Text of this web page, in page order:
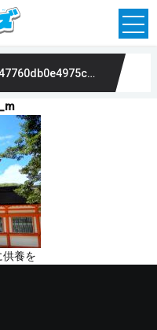
養を